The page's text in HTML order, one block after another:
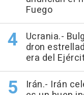
Fuego
Ucrania.-
dron
era del
Irán.- Irán